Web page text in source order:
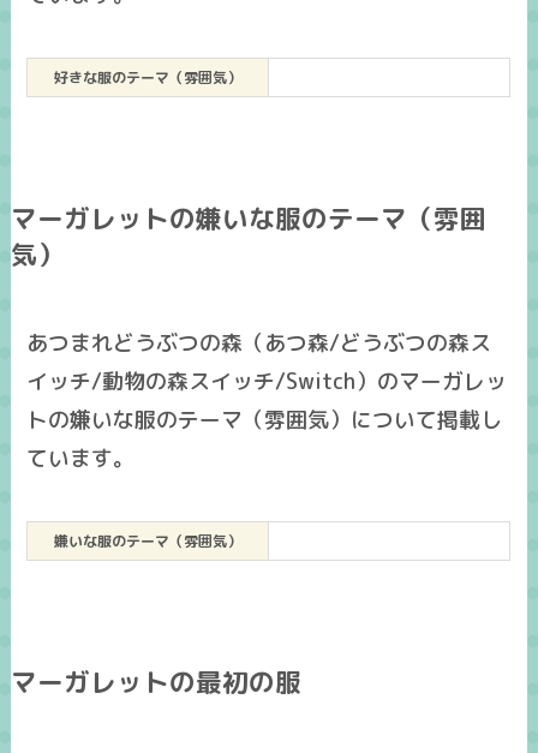
好きな服のテーマ（雰囲気）
マーガレットの嫌いな服のテーマ（雰囲
気）
あつまれどうぶつの森（あつ森/どうぶつの森ス
イッチ/動物の森スイッチ/Switch）のマーガレッ
トの嫌いな服のテーマ（雰囲気）について掲載し
ています。
嫌いな服のテーマ（雰囲気）
マーガレットの最初の服